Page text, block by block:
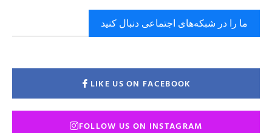
ما را در شبکه‌های اجتماعی دنبال کنید
LIKE US ON FACEBOOK
FOLLOW US ON INSTAGRAM